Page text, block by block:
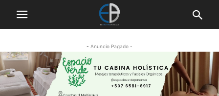
- Anuncio Pagado -